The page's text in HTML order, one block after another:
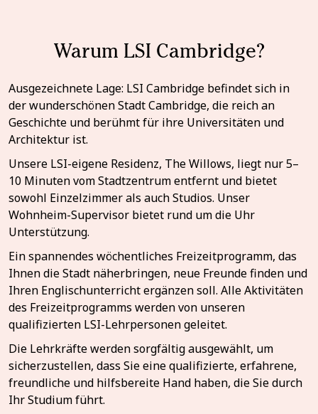
Warum LSI Cambridge?
Ausgezeichnete Lage: LSI Cambridge befindet sich in
der wunderschönen Stadt Cambridge, die reich an
Geschichte und berühmt für ihre Universitäten und
Architektur ist.
Unsere LSI-eigene Residenz, The Willows, liegt nur 5–
10 Minuten vom Stadtzentrum entfernt und bietet
sowohl Einzelzimmer als auch Studios. Unser
Wohnheim-Supervisor bietet rund um die Uhr
Unterstützung.
Ein spannendes wöchentliches Freizeitprogramm, das
Ihnen die Stadt näherbringen, neue Freunde finden und
Ihren Englischunterricht ergänzen soll. Alle Aktivitäten
des Freizeitprogramms werden von unseren
qualifizierten LSI-Lehrpersonen geleitet.
Die Lehrkräfte werden sorgfältig ausgewählt, um
sicherzustellen, dass Sie eine qualifizierte, erfahrene,
freundliche und hilfsbereite Hand haben, die Sie durch
Ihr Studium führt.